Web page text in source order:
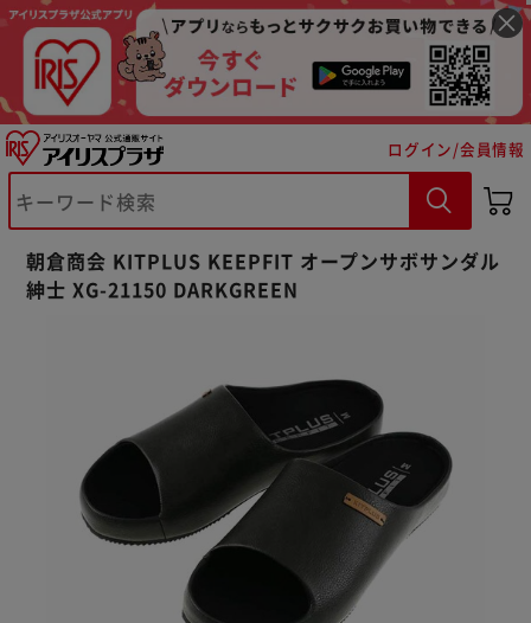
ログイン/会員情報
朝倉商会 KITPLUS KEEPFIT オープンサボサンダル
紳士 XG-21150 DARKGREEN
※ご確認ください
カートに入れる 購入手続きへ